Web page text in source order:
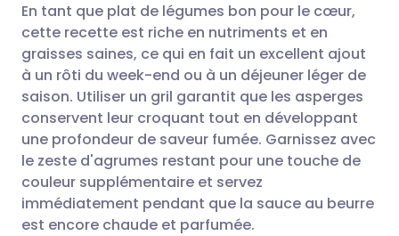
Copier le lien
En tant que plat de légumes bon pour le cœur,
cette recette est riche en nutriments et en
graisses saines, ce qui en fait un excellent ajout
à un rôti du week-end ou à un déjeuner léger de
saison. Utiliser un gril garantit que les asperges
conservent leur croquant tout en développant
une profondeur de saveur fumée. Garnissez avec
le zeste d'agrumes restant pour une touche de
couleur supplémentaire et servez
immédiatement pendant que la sauce au beurre
est encore chaude et parfumée.